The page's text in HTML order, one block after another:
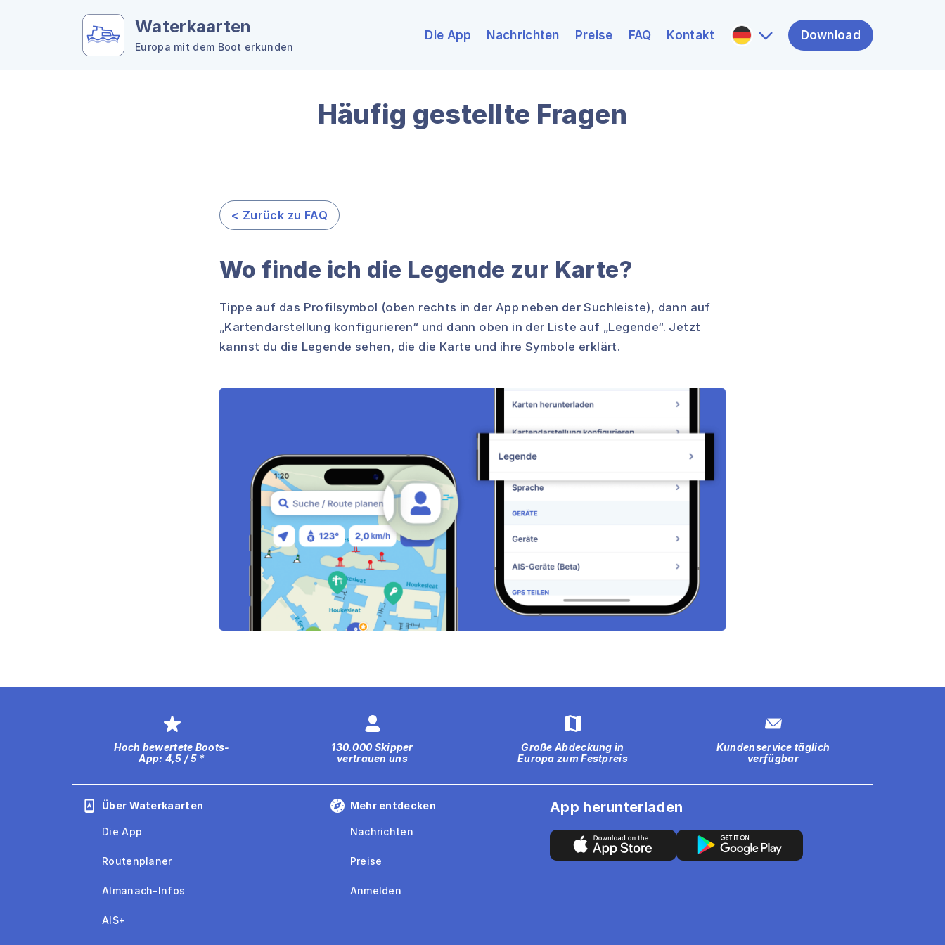
Waterkaarten
Europa mit dem Boot erkunden
Die App Nachrichten Preise FAQ Kontakt Download
Häufig gestellte Fragen
< Zurück zu FAQ
Wo finde ich die Legende zur Karte?
Tippe auf das Profilsymbol (oben rechts in der App neben der Suchleiste), dann auf
„Kartendarstellung konfigurieren“ und dann oben in der Liste auf „Legende“. Jetzt
kannst du die Legende sehen, die die Karte und ihre Symbole erklärt.
Hoch bewertete Boots-
App: 4,5 / 5 *
130.000 Skipper
vertrauen uns
Große Abdeckung in
Europa zum Festpreis
Kundenservice täglich
verfügbar
Über Waterkaarten
Die App
Routenplaner
Almanach-Infos
AIS+
Mehr entdecken
Nachrichten
Preise
Anmelden
App herunterladen